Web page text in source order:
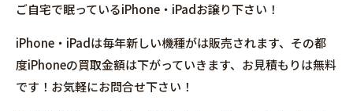
ご自宅で眠っているiPhone・iPadお譲り下さい！
iPhone・iPadは毎年新しい機種がは販売されます、その都
度iPhoneの買取金額は下がっていきます、お見積もりは無料
です！お気軽にお問合せ下さい！